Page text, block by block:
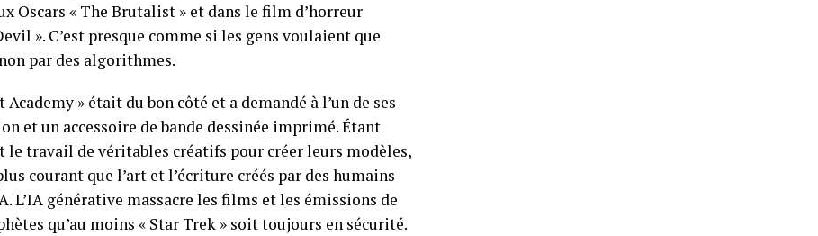
Oscars « The Brutalist » et dans le film d’horreur
». C’est presque comme si les gens voulaient que
par des algorithmes.
» était du bon côté et a demandé à l’un de ses
et un accessoire de bande dessinée imprimé. Étant
travail de véritables créatifs pour créer leurs modèles,
courant que l’art et l’écriture créés par des humains
L’IA générative massacre les films et les émissions de
qu’au moins « Star Trek » soit toujours en sécurité.